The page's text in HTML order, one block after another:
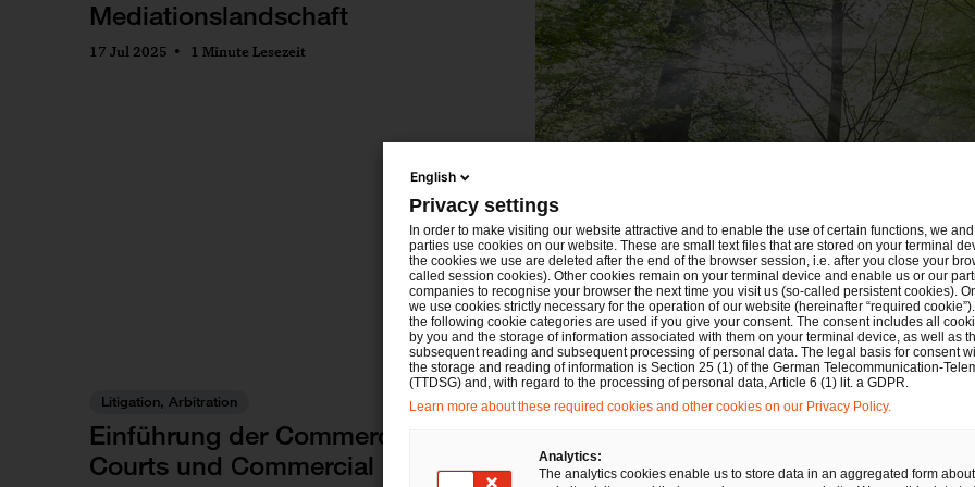
(commercial arbitration) durch IFLR100 und
Mediationslandschaft
17 Jul 2025 1 Minute Lesezeit
Litigation, Arbitration
Einführung der Commercial
Courts und Commercial
Litigation, Arbitration
Commercial Chambers: Urteil
English
Privacy settings
In order to make visiting our website attractive and to enable the use of certain functions, we
parties use cookies on our website. These are small text files that are stored on your terminal
the cookies we use are deleted after the end of the browser session, i.e. after you close your
called session cookies). Other cookies remain on your terminal device and enable us or our
companies to recognise your browser the next time you visit us (so-called persistent cookies).
we use cookies strictly necessary for the operation of our website (hereinafter “required
the following cookie categories are used if you give your consent. The consent includes all
by you and the storage of information associated with them on your terminal device, as well as
subsequent reading and subsequent processing of personal data. The legal basis for consent
the storage and reading of information is Section 25 (1) of the German Telecommunication-
(TTDSG) and, with regard to the processing of personal data, Article 6 (1) lit. a GDPR.
Learn more about these required cookies and other cookies on our Privacy Policy.
Analytics:
The analytics cookies enable us to store data in an aggregated form